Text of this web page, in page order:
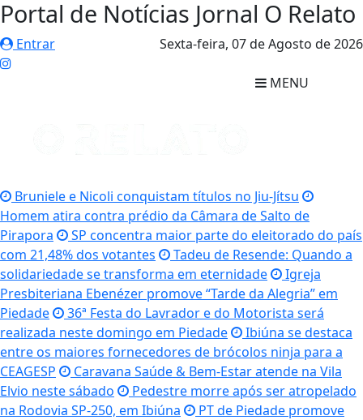
Portal de Notícias Jornal O Relato
Entrar Sexta-feira, 07 de Agosto de 2026
MENU
Bruniele e Nicoli conquistam títulos no Jiu-Jítsu
Homem atira contra prédio da Câmara de Salto de
Pirapora
SP concentra maior parte do eleitorado do país
com 21,48% dos votantes
Tadeu de Resende: Quando a
solidariedade se transforma em eternidade
Igreja
Presbiteriana Ebenézer promove “Tarde da Alegria” em
Piedade
36ª Festa do Lavrador e do Motorista será
realizada neste domingo em Piedade
Ibiúna se destaca
entre os maiores fornecedores de brócolos ninja para a
CEAGESP
Caravana Saúde & Bem-Estar atende na Vila
Elvio neste sábado
Pedestre morre após ser atropelado
na Rodovia SP-250, em Ibiúna
PT de Piedade promove